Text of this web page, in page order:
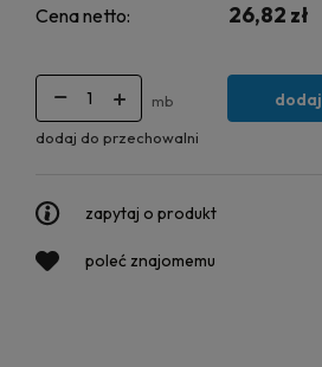
Cena netto: 26,82 zł
mb
dodaj do przechowalni
zapytaj o produkt
poleć znajomemu